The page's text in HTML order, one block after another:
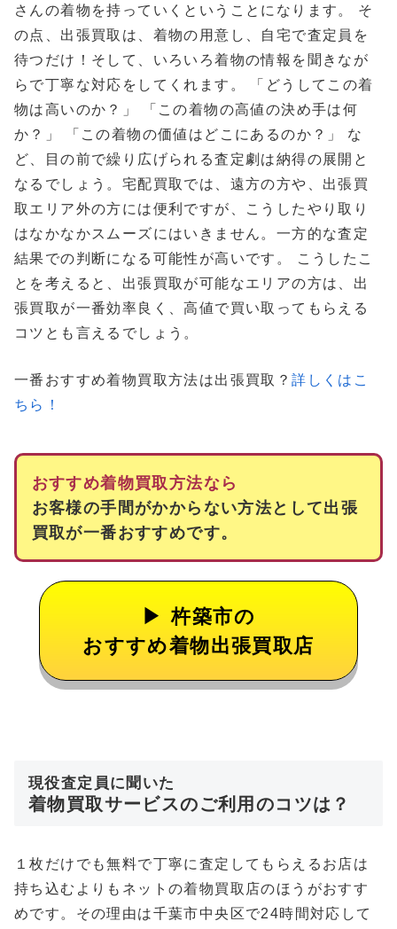
さんの着物を持っていくということになります。 そ
の点、出張買取は、着物の用意し、自宅で査定員を
待つだけ！そして、いろいろ着物の情報を聞きなが
らで丁寧な対応をしてくれます。 「どうしてこの着
物は高いのか？」 「この着物の高値の決め手は何
か？」 「この着物の価値はどこにあるのか？」 な
ど、目の前で繰り広げられる査定劇は納得の展開と
なるでしょう。宅配買取では、遠方の方や、出張買
取エリア外の方には便利ですが、こうしたやり取り
はなかなかスムーズにはいきません。一方的な査定
結果での判断になる可能性が高いです。 こうしたこ
とを考えると、出張買取が可能なエリアの方は、出
張買取が一番効率良く、高値で買い取ってもらえる
コツとも言えるでしょう。
一番おすすめ着物買取方法は出張買取？詳しくはこ
ちら！
おすすめ着物買取方法なら
お客様の手間がかからない方法として出張
買取が一番おすすめです。
杵築市の
おすすめ着物出張買取店
現役査定員に聞いた
着物買取サービスのご利用のコツは？
１枚だけでも無料で丁寧に査定してもらえるお店は
持ち込むよりもネットの着物買取店のほうがおすす
めです。その理由は千葉市中央区で24時間対応して